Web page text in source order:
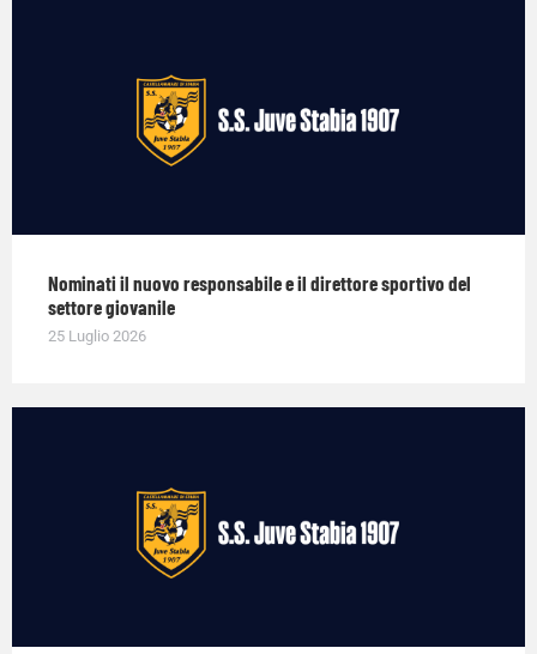
Nominati il nuovo responsabile e il direttore sportivo del
settore giovanile
25 Luglio 2026